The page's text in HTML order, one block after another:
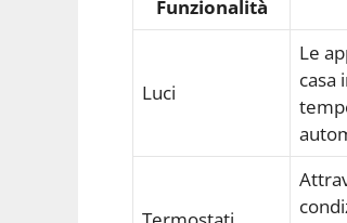
Funzionalità
Luci
Le
casa